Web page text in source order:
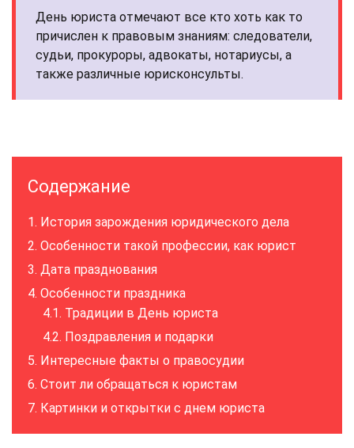
День юриста отмечают все кто хоть как то
причислен к правовым знаниям: следователи,
судьи, прокуроры, адвокаты, нотариусы, а
также различные юрисконсульты.
Содержание
История зарождения юридического дела
Особенности такой профессии, как юрист
Дата празднования
Особенности праздника
Традиции в День юриста
Поздравления и подарки
Интересные факты о правосудии
Стоит ли обращаться к юристам
Картинки и открытки с днем юриста